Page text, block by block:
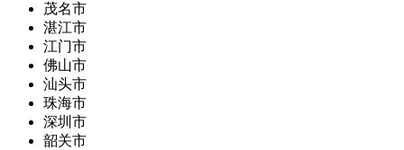
茂名市
湛江市
江门市
佛山市
汕头市
珠海市
深圳市
韶关市